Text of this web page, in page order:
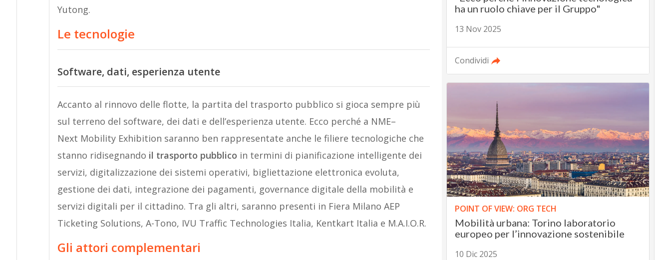
Yutong.
Le tecnologie
Software, dati, esperienza utente
Accanto al rinnovo delle flotte, la partita del trasporto pubblico si gioca sempre più
sul terreno del software, dei dati e dell’esperienza utente. Ecco perché a NME–
Next Mobility Exhibition saranno ben rappresentate anche le filiere tecnologiche che
stanno ridisegnando il trasporto pubblico in termini di pianificazione intelligente dei
servizi, digitalizzazione dei sistemi operativi, bigliettazione elettronica evoluta,
gestione dei dati, integrazione dei pagamenti, governance digitale della mobilità e
servizi digitali per il cittadino. Tra gli altri, saranno presenti in Fiera Milano AEP
Ticketing Solutions, A-Tono, IVU Traffic Technologies Italia, Kentkart Italia e M.A.I.O.R.
Gli attori complementari
ha un ruolo chiave per il Gruppo"
13 Nov 2025
Condividi
POINT OF VIEW: ORG TECH
Mobilità urbana: Torino laboratorio
europeo per l’innovazione sostenibile
10 Dic 2025